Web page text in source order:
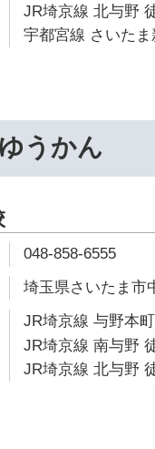
JR埼京線 北与野
宇都宮線 さいた
うかん
048-858-6555
埼玉県さいたま市
JR埼京線 与野本
JR埼京線 南与野
JR埼京線 北与野